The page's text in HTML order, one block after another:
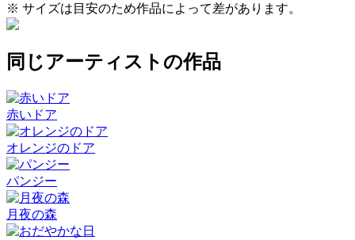
※ サイズは目安のため作品によって差があります。
同じアーティストの作品
赤いドア
オレンジのドア
パンジー
月夜の森